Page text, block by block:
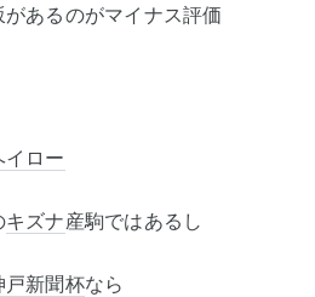
あるのがマイナス評価
イロー
キズナ産駒ではあるし
戸新聞杯なら